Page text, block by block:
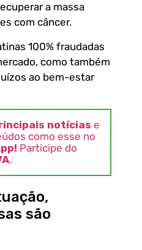
a massa
com câncer.
100% fraudadas
como também
ao bem-estar
notícias e
como esse no
Participe do
.
são